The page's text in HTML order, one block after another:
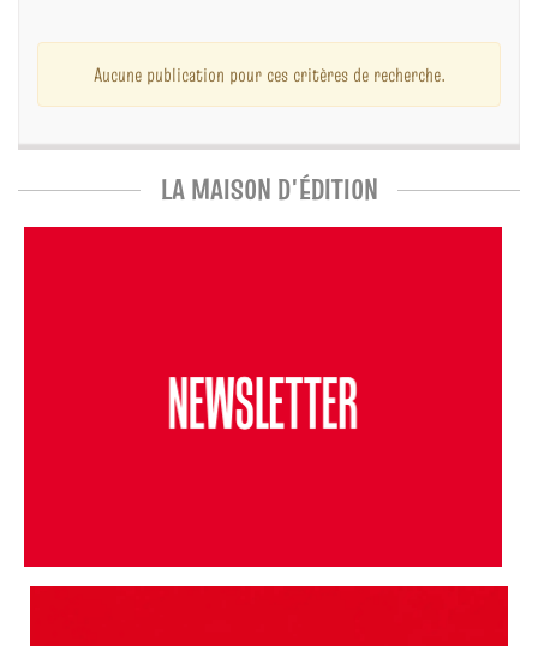
Aucune publication pour ces critères de recherche.
LA MAISON D'ÉDITION